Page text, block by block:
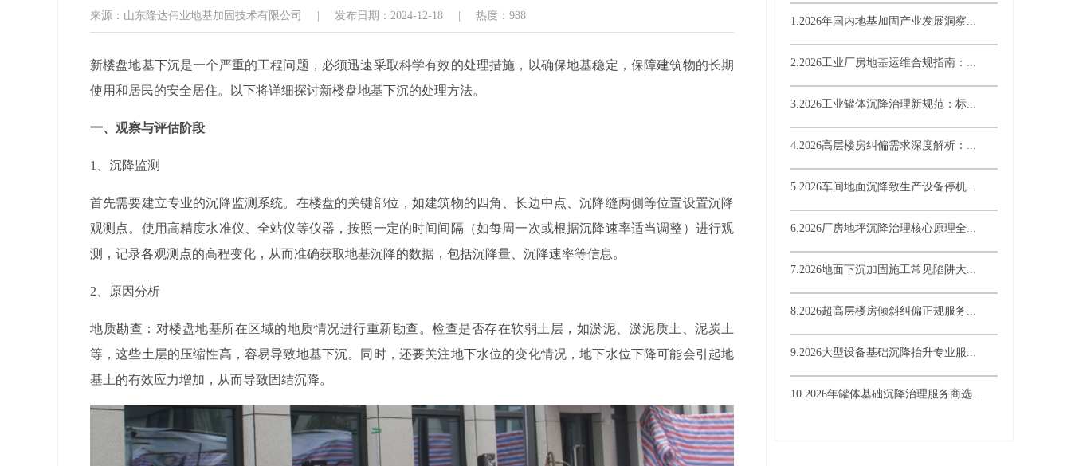
来源：山东隆达伟业地基加固技术有限公司 发布日期：2024-12-18 热度：988
新楼盘地基下沉是一个严重的工程问题，必须迅速采取科学有效的处理措施，以确保地基稳定，保障建筑物的长期
使用和居民的安全居住。以下将详细探讨新楼盘地基下沉的处理方法。
一、观察与评估阶段
1 沉降监测
首先需要建立专业的沉降监测系统。在楼盘的关键部位，如建筑物的四角、长边中点、沉降缝两侧等位置设置沉降
观测点。使用高精度水准仪、全站仪等仪器，按照一定的时间间隔（如每周一次或根据沉降速率适当调整）进行观
测，记录各观测点的高程变化，从而准确获取地基沉降的数据，包括沉降量、沉降速率等信息。
2 原因分析
地质勘查：对楼盘地基所在区域的地质情况进行重新勘查。检查是否存在软弱土层，如淤泥、淤泥质土、泥炭土
等，这些土层的压缩性高，容易导致地基下沉。同时，还要关注地下水位的变化情况，地下水位下降可能会引起地
基土的有效应力增加，从而导致固结沉降。
1.2026年国内地基加固产业发展洞察...
2.2026工业厂房地基运维合规指南：...
3.2026工业罐体沉降治理新规范：标...
4.2026高层楼房纠偏需求深度解析：...
5.2026车间地面沉降致生产设备停机...
6.2026厂房地坪沉降治理核心原理全...
7.2026地面下沉加固施工常见陷阱大...
8.2026超高层楼房倾斜纠偏正规服务...
9.2026大型设备基础沉降抬升专业服...
10.2026年罐体基础沉降治理服务商选...